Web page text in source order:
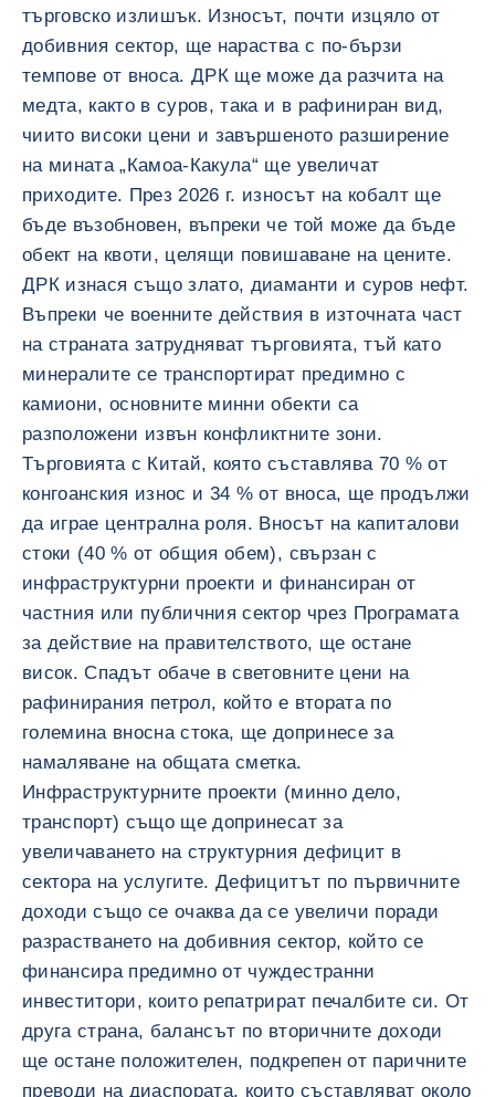
търговско излишък. Износът, почти изцяло от
добивния сектор, ще нараства с по-бързи
темпове от вноса. ДРК ще може да разчита на
медта, както в суров, така и в рафиниран вид,
чиито високи цени и завършеното разширение
на мината „Камоа-Какула“ ще увеличат
приходите. През 2026 г. износът на кобалт ще
бъде възобновен, въпреки че той може да бъде
обект на квоти, целящи повишаване на цените.
ДРК изнася също злато, диаманти и суров нефт.
Въпреки че военните действия в източната част
на страната затрудняват търговията, тъй като
минералите се транспортират предимно с
камиони, основните минни обекти са
разположени извън конфликтните зони.
Търговията с Китай, която съставлява 70 % от
конгоанския износ и 34 % от вноса, ще продължи
да играе централна роля. Вносът на капиталови
стоки (40 % от общия обем), свързан с
инфраструктурни проекти и финансиран от
частния или публичния сектор чрез Програмата
за действие на правителството, ще остане
висок. Спадът обаче в световните цени на
рафинирания петрол, който е втората по
големина вносна стока, ще допринесе за
намаляване на общата сметка.
Инфраструктурните проекти (минно дело,
транспорт) също ще допринесат за
увеличаването на структурния дефицит в
сектора на услугите. Дефицитът по първичните
доходи също се очаква да се увеличи поради
разрастването на добивния сектор, който се
финансира предимно от чуждестранни
инвеститори, които репатрират печалбите си. От
друга страна, балансът по вторичните доходи
ще остане положителен, подкрепен от паричните
преводи на диаспората, които съставляват около